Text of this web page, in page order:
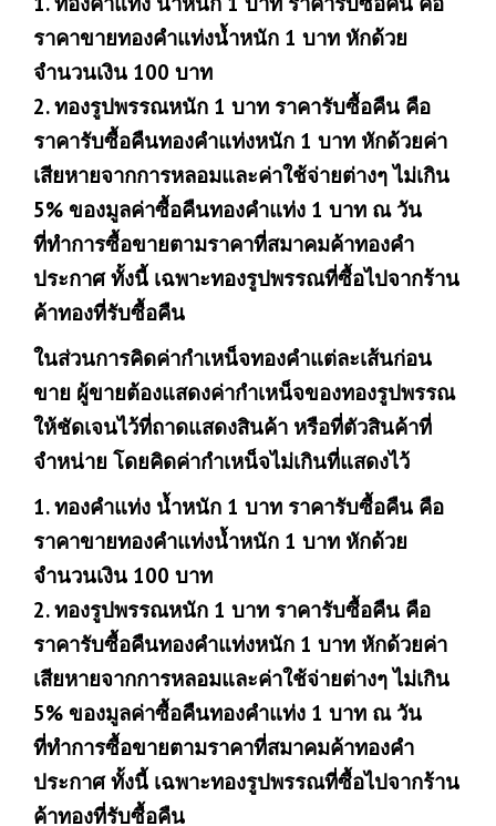
ราคาขายทองคำแท่งน้ำหนัก 1 บาท หักด้วย
จำนวนเงิน 100 บาท
2. ทองรูปพรรณหนัก 1 บาท ราคารับซื้อคืน คือ
ราคารับซื้อคืนทองคำแท่งหนัก 1 บาท หักด้วยค่า
เสียหายจากการหลอมและค่าใช้จ่ายต่างๆ ไม่เกิน
5% ของมูลค่าซื้อคืนทองคำแท่ง 1 บาท ณ วัน
ที่ทำการซื้อขายตามราคาที่สมาคมค้าทองคำ
ประกาศ ทั้งนี้ เฉพาะทองรูปพรรณที่ซื้อไปจากร้าน
ค้าทองที่รับซื้อคืน
ในส่วนการคิดค่ากำเหน็จทองคำแต่ละเส้นก่อน
ขาย ผู้ขายต้องแสดงค่ากำเหน็จของทองรูปพรรณ
ให้ชัดเจนไว้ที่ถาดแสดงสินค้า หรือที่ตัวสินค้าที่
จำหน่าย โดยคิดค่ากำเหน็จไม่เกินที่แสดงไว้
1. ทองคำแท่ง น้ำหนัก 1 บาท ราคารับซื้อคืน คือ
ราคาขายทองคำแท่งน้ำหนัก 1 บาท หักด้วย
จำนวนเงิน 100 บาท
2. ทองรูปพรรณหนัก 1 บาท ราคารับซื้อคืน คือ
ราคารับซื้อคืนทองคำแท่งหนัก 1 บาท หักด้วยค่า
เสียหายจากการหลอมและค่าใช้จ่ายต่างๆ ไม่เกิน
5% ของมูลค่าซื้อคืนทองคำแท่ง 1 บาท ณ วัน
ที่ทำการซื้อขายตามราคาที่สมาคมค้าทองคำ
ประกาศ ทั้งนี้ เฉพาะทองรูปพรรณที่ซื้อไปจากร้าน
ค้าทองที่รับซื้อคืน